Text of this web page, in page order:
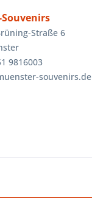
Straße 6
9816003
souvenirs.de